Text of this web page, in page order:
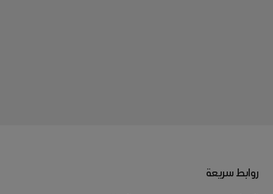
روابط سريعة